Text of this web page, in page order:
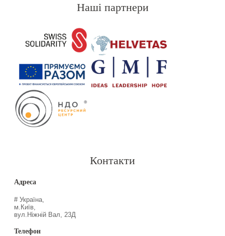
Наші партнери
Контакти
Адреса
# Україна,
м.Київ,
вул.Ніжній Вал, 23Д
Телефон